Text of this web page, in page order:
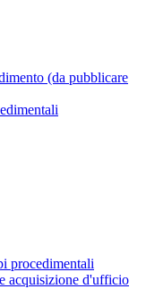
(da pubblicare
procedimentali
acquisizione d'ufficio